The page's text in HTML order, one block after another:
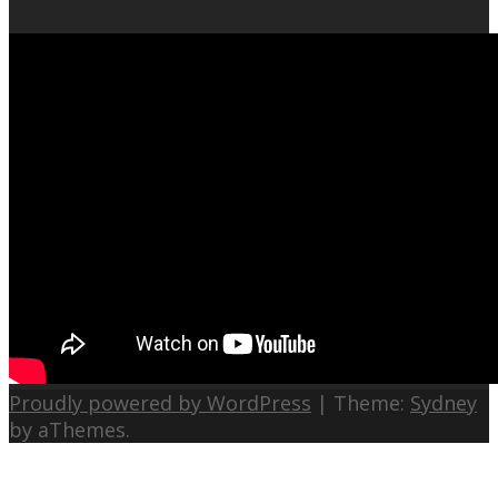
Proudly powered by WordPress | Theme: Sydney
by aThemes.